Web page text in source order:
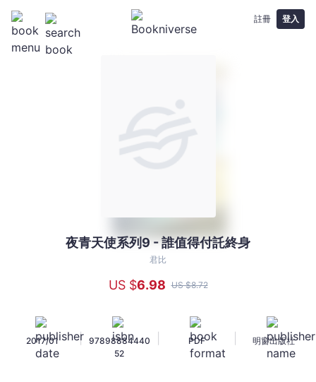
註冊 登入
夜青天使系列9 - 誰值得付託終身
君比
US $6.98 US $8.72
2017/01 | 97898884440
52
PDF 明窗出版社